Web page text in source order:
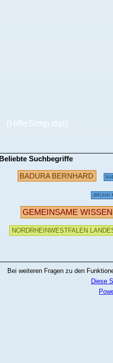
(HilfeSimp.dat)
Beliebte Suchbegriffe
BADURA BERNHARD
BRUHN
GEMEINSAME
NORDRHEINWESTFALEN
Bei weiteren Fragen zu den
Diese